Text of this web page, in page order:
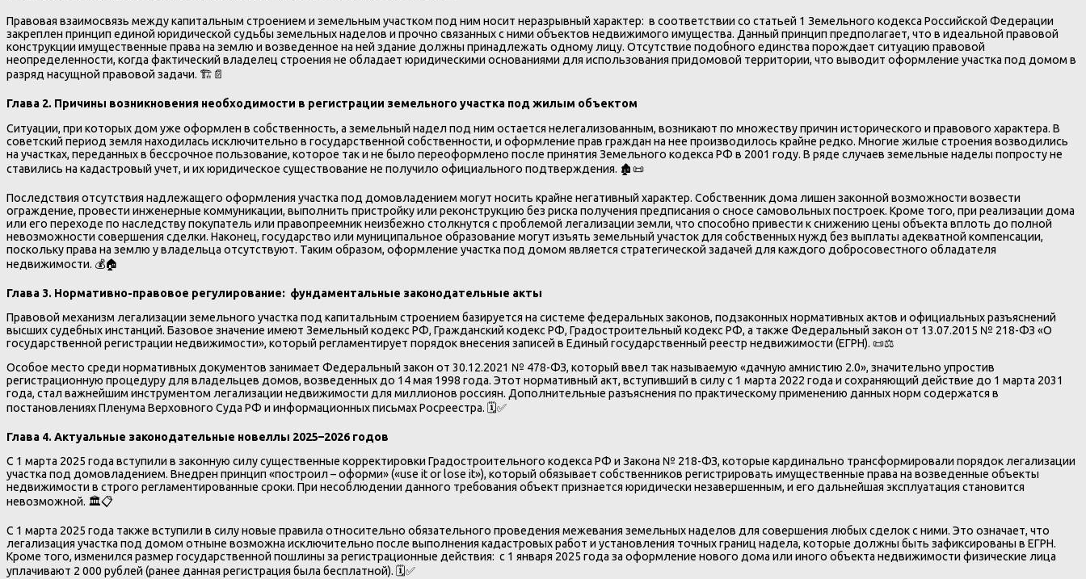
Правовая взаимосвязь между капитальным строением и земельным участком под ним носит неразрывный характер: в соответствии со статьей 1 Земельного кодекса Российской Федерации
закреплен принцип единой юридической судьбы земельных наделов и прочно связанных с ними объектов недвижимого имущества. Данный принцип предполагает, что в идеальной правовой
конструкции имущественные права на землю и возведенное на ней здание должны принадлежать одному лицу. Отсутствие подобного единства порождает ситуацию правовой
неопределенности, когда фактический владелец строения не обладает юридическими основаниями для использования придомовой территории, что выводит оформление участка под домом в
разряд насущной правовой задачи. 🏗️📄
Глава 2. Причины возникновения необходимости в регистрации земельного участка под жилым объектом
Ситуации, при которых дом уже оформлен в собственность, а земельный надел под ним остается нелегализованным, возникают по множеству причин исторического и правового характера. В
советский период земля находилась исключительно в государственной собственности, и оформление прав граждан на нее производилось крайне редко. Многие жилые строения возводились
на участках, переданных в бессрочное пользование, которое так и не было переоформлено после принятия Земельного кодекса РФ в 2001 году. В ряде случаев земельные наделы попросту не
ставились на кадастровый учет, и их юридическое существование не получило официального подтверждения. 🏚️📜
Последствия отсутствия надлежащего оформления участка под домовладением могут носить крайне негативный характер. Собственник дома лишен законной возможности возвести
ограждение, провести инженерные коммуникации, выполнить пристройку или реконструкцию без риска получения предписания о сносе самовольных построек. Кроме того, при реализации дома
или его переходе по наследству покупатель или правопреемник неизбежно столкнутся с проблемой легализации земли, что способно привести к снижению цены объекта вплоть до полной
невозможности совершения сделки. Наконец, государство или муниципальное образование могут изъять земельный участок для собственных нужд без выплаты адекватной компенсации,
поскольку права на землю у владельца отсутствуют. Таким образом, оформление участка под домом является стратегической задачей для каждого добросовестного обладателя
недвижимости. 💰🏠
Глава 3. Нормативно-правовое регулирование: фундаментальные законодательные акты
Правовой механизм легализации земельного участка под капитальным строением базируется на системе федеральных законов, подзаконных нормативных актов и официальных разъяснений
высших судебных инстанций. Базовое значение имеют Земельный кодекс РФ, Гражданский кодекс РФ, Градостроительный кодекс РФ, а также Федеральный закон от 13.07.2015 № 218-ФЗ «О
государственной регистрации недвижимости», который регламентирует порядок внесения записей в Единый государственный реестр недвижимости (ЕГРН). 📜⚖️
Особое место среди нормативных документов занимает Федеральный закон от 30.12.2021 № 478-ФЗ, который ввел так называемую «дачную амнистию 2.0», значительно упростив
регистрационную процедуру для владельцев домов, возведенных до 14 мая 1998 года. Этот нормативный акт, вступивший в силу с 1 марта 2022 года и сохраняющий действие до 1 марта 2031
года, стал важнейшим инструментом легализации недвижимости для миллионов россиян. Дополнительные разъяснения по практическому применению данных норм содержатся в
постановлениях Пленума Верховного Суда РФ и информационных письмах Росреестра. 🗓️✅
Глава 4. Актуальные законодательные новеллы 2025–2026 годов
С 1 марта 2025 года вступили в законную силу существенные корректировки Градостроительного кодекса РФ и Закона № 218-ФЗ, которые кардинально трансформировали порядок легализации
участка под домовладением. Внедрен принцип «построил – оформи» («use it or lose it»), который обязывает собственников регистрировать имущественные права на возведенные объекты
недвижимости в строго регламентированные сроки. При несоблюдении данного требования объект признается юридически незавершенным, и его дальнейшая эксплуатация становится
невозможной. 🏛️📋
С 1 марта 2025 года также вступили в силу новые правила относительно обязательного проведения межевания земельных наделов для совершения любых сделок с ними. Это означает, что
легализация участка под домом отныне возможна исключительно после выполнения кадастровых работ и установления точных границ надела, которые должны быть зафиксированы в ЕГРН.
Кроме того, изменился размер государственной пошлины за регистрационные действия: с 1 января 2025 года за оформление нового дома или иного объекта недвижимости физические лица
уплачивают 2 000 рублей (ранее данная регистрация была бесплатной). 🗓️✅